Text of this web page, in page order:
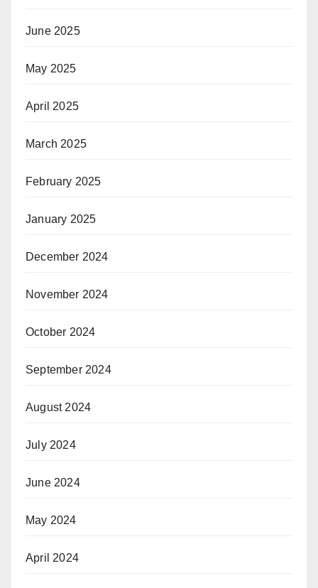
June 2025
May 2025
April 2025
March 2025
February 2025
January 2025
December 2024
November 2024
October 2024
September 2024
August 2024
July 2024
June 2024
May 2024
April 2024